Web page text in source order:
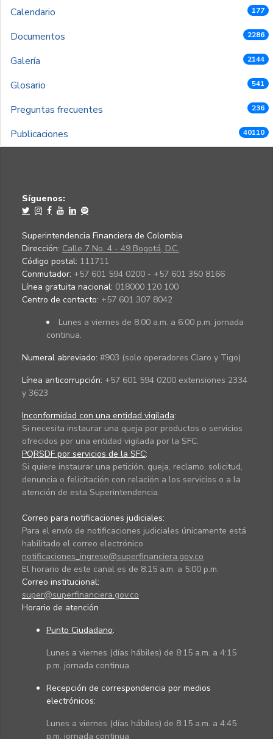
Calendario
177
Documentos 2286
Galería 2144
Glosario 541
Preguntas frecuentes 236
Publicaciones 40110
Síguenos:
Superintendencia Financiera de Colombia
Dirección: Calle 7 No. 4 - 49 Bogotá, D.C.
Código postal: 111711
Conmutador: +57 601 594 0200 - +57 601 350 8166
Línea gratuita nacional: 018000 120 100
Centro de contacto: +57 601 307 8042
Lunes a viernes de 8:00 a.m. a 6:00 p.m. jornada
continua.
Numeral abreviado: #903 (solo operadores Claro y Tigo)
Línea anticorrupción: +57 601 594 0200 extensiones 2334
y 3623
Inconformidad con una entidad vigilada:
Si necesita instaurar una queja por productos o servicios
ofrecidos por una entidad vigilada por la SFC.
PQRSDF por servicios de la SFC:
Si quiere instaurar una petición, queja, reclamo, solicitud,
denuncia o felicitación con relación a los servicios o a la
atención de esta Superintendencia.
Correo para notificaciones judiciales:
Para el envío de notificaciones judiciales únicamente está
habilitado el correo electrónico
notificaciones_ingreso@superfinanciera.gov.co
El horario de este canal es de 8:15 a.m. a 5:00 p.m.
Correo institucional:
super@superfinanciera.gov.co
Horario de atención
Punto Ciudadano:
Lunes a viernes (días hábiles) de 8:15 a.m. a 4:15
p.m. jornada continua
Recepción de correspondencia por medios
electrónicos:
Lunes a viernes (días hábiles) de 8:15 a.m. a 4:45
p.m. jornada continua